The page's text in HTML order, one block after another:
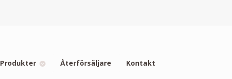
Produkter Återförsäljare Kontakt